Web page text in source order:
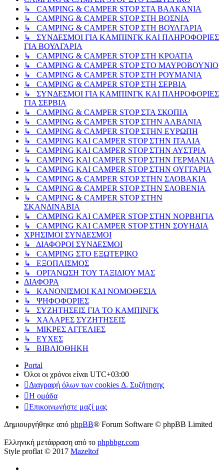
↳ CAMPING & CAMPER STOP ΣΤΑ ΒΑΛΚΑΝΙΑ
↳ CAMPING & CAMPER STOP ΣΤΗ ΒΟΣΝΙΑ
↳ CAMPING & CAMPER STOP ΣΤΗ ΒΟΥΛΓΑΡΙΑ
↳ ΣΥΝΔΕΣΜΟΙ ΓΙΑ ΚΑΜΠΙΝΓΚ ΚΑΙ ΠΛΗΡΟΦΟΡΙΕΣ
ΓΙΑ ΒΟΥΛΓΑΡΙΑ
↳ CAMPING & CAMPER STOP ΣΤΗ ΚΡΟΑΤΙΑ
↳ CAMPING & CAMPER STOP ΣΤΟ ΜΑΥΡΟΒΟΥΝΙΟ
↳ CAMPING & CAMPER STOP ΣΤΗ ΡΟΥΜΑΝΙΑ
↳ CAMPING & CAMPER STOP ΣΤΗ ΣΕΡΒΙΑ
↳ ΣΥΝΔΕΣΜΟΙ ΓΙΑ ΚΑΜΠΙΝΓΚ ΚΑΙ ΠΛΗΡΟΦΟΡΙΕΣ
ΓΙΑ ΣΕΡΒΙΑ
↳ CAMPING & CAMPER STOP ΣΤΑ ΣΚΟΠΙΑ
↳ CAMPING & CAMPER STOP ΣΤΗΝ ΑΛΒΑΝΙΑ
↳ CAMPING & CAMPER STOP ΣΤΗΝ ΕΥΡΩΠΗ
↳ CAMPING KAI CAMPER STOP ΣΤΗΝ ΙΤΑΛΙΑ
↳ CAMPING KAI CAMPER STOP ΣΤΗΝ ΑΥΣΤΡΙΑ
↳ CAMPING KAI CAMPER STOP ΣΤΗΝ ΓΕΡΜΑΝΙΑ
↳ CAMPING KAI CAMPER STOP ΣΤΗΝ ΟΥΓΓΑΡΙΑ
↳ CAMPING & CAMPER STOP ΣΤΗΝ ΣΛΟΒΑΚΙΑ
↳ CAMPING & CAMPER STOP ΣΤΗΝ ΣΛΟΒΕΝΙΑ
↳ CAMPING & CAMPER STOP ΣΤΗΝ
ΣΚΑΝΔΙΝΑΒΙΑ
↳ CAMPING KAI CAMPER STOP ΣΤΗΝ ΝΟΡΒΗΓΙΑ
↳ CAMPING KAI CAMPER STOP ΣΤΗΝ ΣΟΥΗΔΙΑ
ΧΡΗΣΙΜΟΙ ΣΥΝΔΕΣΜΟΙ
↳ ΔΙΑΦΟΡΟΙ ΣΥΝΔΕΣΜΟΙ
↳ CAMPING ΣΤΟ ΕΞΩΤΕΡΙΚΟ
↳ ΕΞΟΠΛΙΣΜΟΣ
↳ ΟΡΓΑΝΩΣΗ ΤΟΥ ΤΑΞΙΔΙΟΥ ΜΑΣ
ΔΙΑΦΟΡΑ
↳ ΚΑΝΟΝΙΣΜΟΙ ΚΑΙ ΝΟΜΟΘΕΣΙΑ
↳ ΨΗΦΟΦΟΡΙΕΣ
↳ ΣΥΖΗΤΗΣΕΙΣ ΓΙΑ ΤΟ ΚΑΜΠΙΝΓΚ
↳ ΧΑΛΑΡΕΣ ΣΥΖΗΤΗΣΕΙΣ
↳ ΜΙΚΡΕΣ ΑΓΓΕΛΙΕΣ
↳ ΕΥΧΕΣ
↳ ΒΙΒΛΙΟΘΗΚΗ
Portal
Όλοι οι χρόνοι είναι UTC+03:00
Διαγραφή όλων των cookies Δ. Συζήτησης
Η ομάδα
Επικοινωνήστε μαζί μας
Δημιουργήθηκε από phpBB® Forum Software © phpBB Limited
Ελληνική μετάφραση από το phpbbgr.com
Style proflat © 2017 Mazeltof